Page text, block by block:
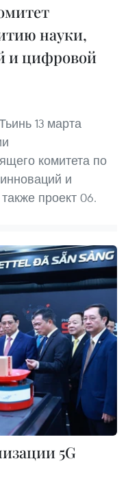
науки,
и цифровой
13 марта
комитета по
и
проект 06.
5G